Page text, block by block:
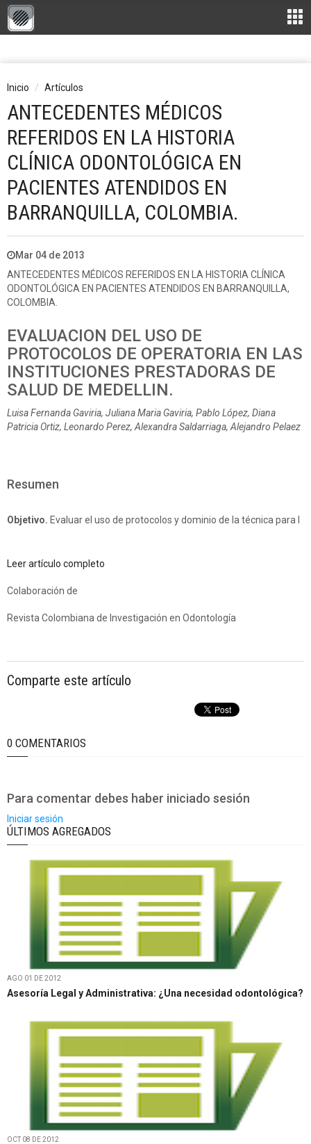
Inicio Artículos
ANTECEDENTES MÉDICOS
REFERIDOS EN LA HISTORIA
CLÍNICA ODONTOLÓGICA EN
PACIENTES ATENDIDOS EN
BARRANQUILLA, COLOMBIA.
Mar 04 de 2013
ANTECEDENTES MÉDICOS REFERIDOS EN LA HISTORIA CLÍNICA
ODONTOLÓGICA EN PACIENTES ATENDIDOS EN BARRANQUILLA,
COLOMBIA.
EVALUACION DEL USO DE
PROTOCOLOS DE OPERATORIA EN LAS
INSTITUCIONES PRESTADORAS DE
SALUD DE MEDELLIN.
Luisa Fernanda Gaviria, Juliana Maria Gaviria, Pablo López, Diana
Patricia Ortiz, Leonardo Perez, Alexandra Saldarriaga, Alejandro Pelaez
Resumen
Objetivo. Evaluar el uso de protocolos y dominio de la técnica para l
Leer artículo completo
Colaboración de
Revista Colombiana de Investigación en Odontología
Comparte este artículo
0 COMENTARIOS
Para comentar debes haber iniciado sesión
Iniciar sesión
ÚLTIMOS AGREGADOS
AGO 01 DE 2012
Asesoría Legal y Administrativa: ¿Una necesidad odontológica?
OCT 08 DE 2012